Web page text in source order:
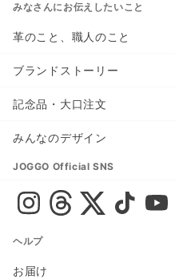
みなさんにお伝えしたいこと
革のこと、職人のこと
ブランドストーリー
記念品・大口注文
みんなのデザイン
JOGGO Official SNS
ヘルプ
お届け